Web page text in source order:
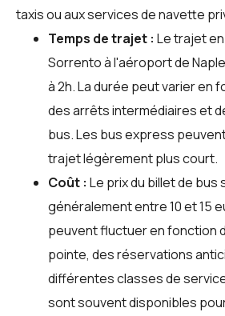
taxis ou aux services de navette
Temps de trajet : Le trajet
Sorrento à l'aéroport de
à 2h. La durée peut varier en
des arrêts intermédiaires et
bus. Les bus express
trajet légèrement plus court.
Coût : Le prix du billet de bus
généralement entre 10 et 15
peuvent fluctuer en fonction
pointe, des réservations
différentes classes de
sont souvent disponibles